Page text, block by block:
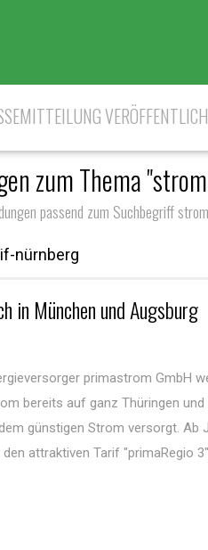
zum Thema
passend zum Suchbegriff
nürnberg
in München und Augsburg
primastrom GmbH
bereits auf ganz Thüringen
günstigen Strom versorgt. Ab
attraktiven Tarif "primaRegio